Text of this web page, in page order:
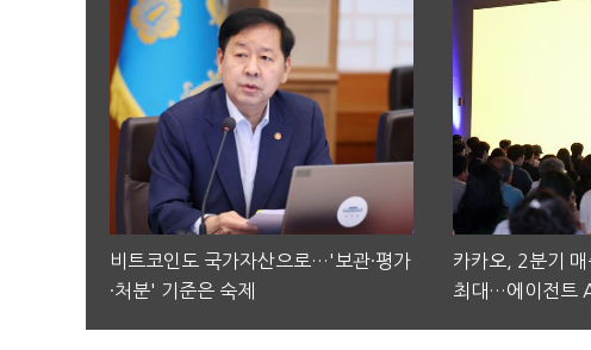
비트코인도 국가자산으로…'보관·평가
·처분' 기준은 숙제
카카오, 2분기 매
최대…에이전트